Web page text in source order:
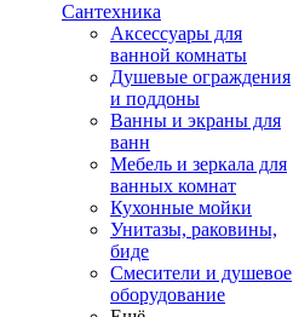
Сантехника
Аксессуары для
ванной комнаты
Душевые ограждения
и поддоны
Ванны и экраны для
ванн
Мебель и зеркала для
ванных комнат
Кухонные мойки
Унитазы, раковины,
биде
Смесители и душевое
оборудование